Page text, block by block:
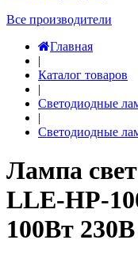
Все производители
Главная
|
Каталог товаров
|
Светодиодные
|
Светодиодные
Лампа
LLE-HP-
100Вт